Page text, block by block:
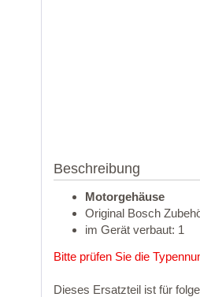
Beschreibung
Motorgehäuse
Original Bosch
im Gerät verbaut: 1
Bitte prüfen Sie die
Dieses Ersatzteil ist für